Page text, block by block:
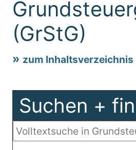
(GrStG)
zum Inhaltsverzeichnis
Suchen +